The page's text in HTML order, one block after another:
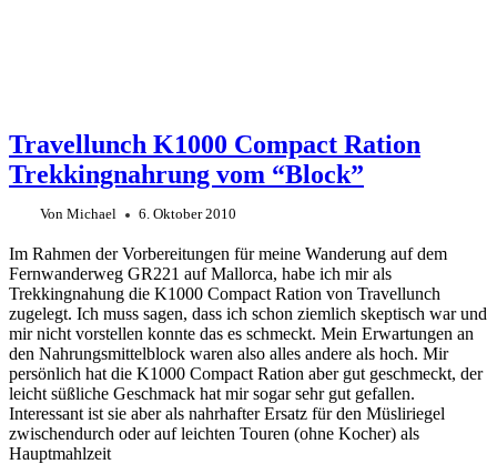
Travellunch K1000 Compact Ration
Trekkingnahrung vom “Block”
Von Michael 6. Oktober 2010
Im Rahmen der Vorbereitungen für meine Wanderung auf dem
Fernwanderweg GR221 auf Mallorca, habe ich mir als
Trekkingnahung die K1000 Compact Ration von Travellunch
zugelegt. Ich muss sagen, dass ich schon ziemlich skeptisch war und
mir nicht vorstellen konnte das es schmeckt. Mein Erwartungen an
den Nahrungsmittelblock waren also alles andere als hoch. Mir
persönlich hat die K1000 Compact Ration aber gut geschmeckt, der
leicht süßliche Geschmack hat mir sogar sehr gut gefallen.
Interessant ist sie aber als nahrhafter Ersatz für den Müsliriegel
zwischendurch oder auf leichten Touren (ohne Kocher) als
Hauptmahlzeit